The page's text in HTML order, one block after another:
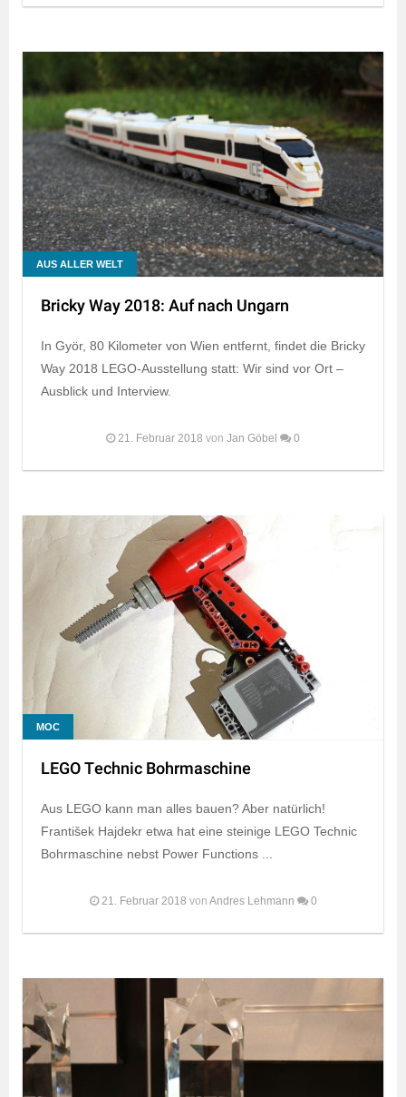
AUS ALLER WELT
Bricky Way 2018: Auf nach Ungarn
In Györ, 80 Kilometer von Wien entfernt, findet die Bricky
Way 2018 LEGO-Ausstellung statt: Wir sind vor Ort –
Ausblick und Interview.
21. Februar 2018 von Jan Göbel 0
MOC
LEGO Technic Bohrmaschine
Aus LEGO kann man alles bauen? Aber natürlich!
František Hajdekr etwa hat eine steinige LEGO Technic
Bohrmaschine nebst Power Functions ...
21. Februar 2018 von Andres Lehmann 0